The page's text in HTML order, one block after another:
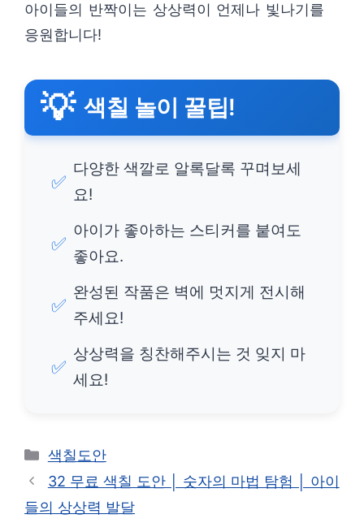
아이들의 반짝이는 상상력이 언제나 빛나기를
응원합니다!
💡 색칠 놀이 꿀팁!
✅
다양한 색깔로 알록달록 꾸며보세
요!
✅
아이가 좋아하는 스티커를 붙여도
좋아요.
✅
완성된 작품은 벽에 멋지게 전시해
주세요!
✅
상상력을 칭찬해주시는 것 잊지 마
세요!
카
테
리
색칠도안
32 무료 색칠 도안 │ 숫자의 마법 탐험 │ 아이
들의 상상력 발달